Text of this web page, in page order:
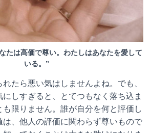
たは高価で尊い。わたしはあなたを愛して
いる。”
たら悪い気はしませんよね。でも、
しすぎると、とてつもなく落ち込ま
も限りません。誰が自分を何と評価し
は、他人の評価に関わらず尊いもので